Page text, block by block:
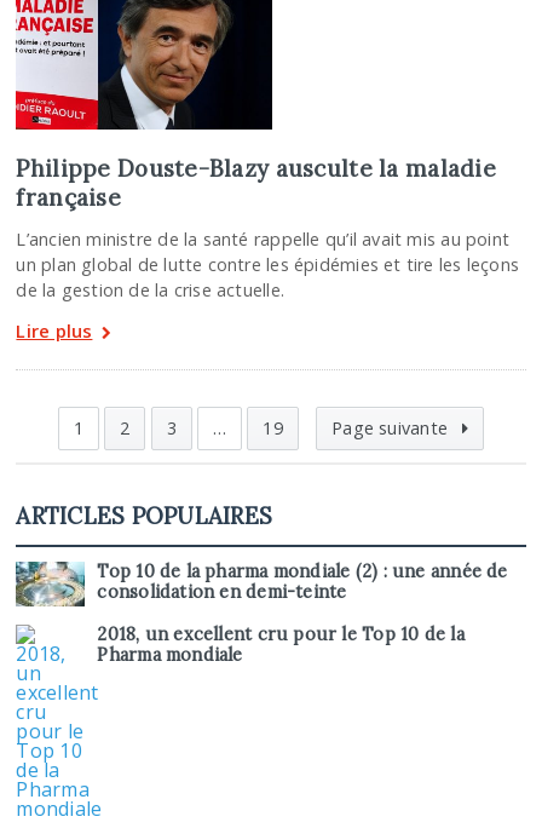
Philippe Douste-Blazy ausculte la maladie
française
L’ancien ministre de la santé rappelle qu’il avait mis au point
un plan global de lutte contre les épidémies et tire les leçons
de la gestion de la crise actuelle.
Lire plus
1 2 3 … 19 Page suivante
ARTICLES POPULAIRES
Top 10 de la pharma mondiale (2) : une année de
consolidation en demi-teinte
2018, un excellent cru pour le Top 10 de la
Pharma mondiale